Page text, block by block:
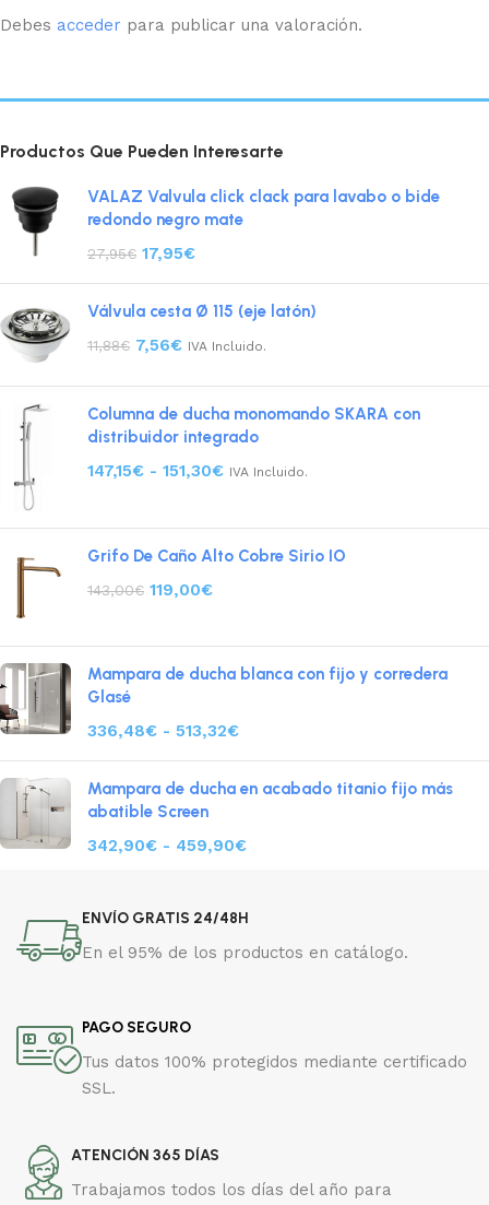
Debes acceder para publicar una valoración.
Productos Que Pueden Interesarte
VALAZ Valvula click clack para lavabo o bide
redondo negro mate
27,95€ 17,95€
Válvula cesta Ø 115 (eje latón)
11,88€ 7,56€ IVA Incluido.
Columna de ducha monomando SKARA con
distribuidor integrado
147,15€ - 151,30€ IVA Incluido.
Grifo De Caño Alto Cobre Sirio IO
143,00€ 119,00€
Mampara de ducha blanca con fijo y corredera
Glasé
336,48€ - 513,32€
Mampara de ducha en acabado titanio fijo más
abatible Screen
342,90€ - 459,90€
ENVÍO GRATIS 24/48H
En el 95% de los productos en catálogo.
PAGO SEGURO
Tus datos 100% protegidos mediante certificado
SSL.
ATENCIÓN 365 DÍAS
Trabajamos todos los días del año para